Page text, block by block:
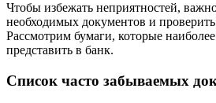
Чтобы избежать неприятностей,
необходимых документов и проверить
Рассмотрим бумаги, которые
представить в банк.
Список часто забываемых